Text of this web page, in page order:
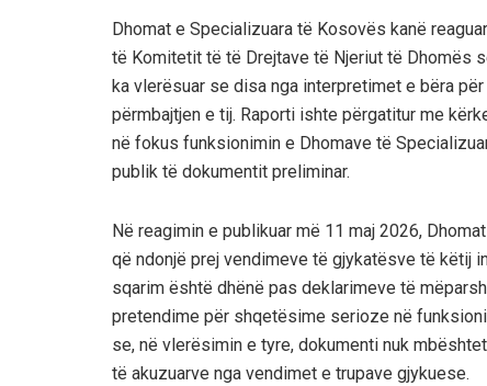
Dhomat e Specializuara të Kosovës kanë
të Komitetit të të Drejtave të Njeriut të Dhomës
ka vlerësuar se disa nga interpretimet e bëra
përmbajtjen e tij. Raporti ishte përgatitur me
në fokus funksionimin e Dhomave të
publik të dokumentit preliminar.
Në reagimin e publikuar më 11 maj 2026,
që ndonjë prej vendimeve të gjykatësve të këtij
sqarim është dhënë pas deklarimeve të
pretendime për shqetësime serioze në
se, në vlerësimin e tyre, dokumenti nuk
të akuzuarve nga vendimet e trupave gjykuese.